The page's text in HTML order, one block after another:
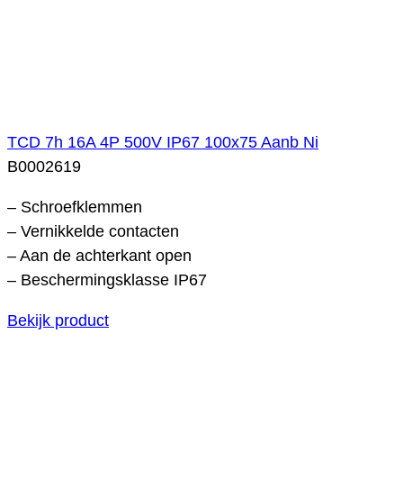
TCD 7h 16A 4P 500V IP67 100x75 Aanb Ni
B0002619
– Schroefklemmen
– Vernikkelde contacten
– Aan de achterkant open
– Beschermingsklasse IP67
Bekijk product